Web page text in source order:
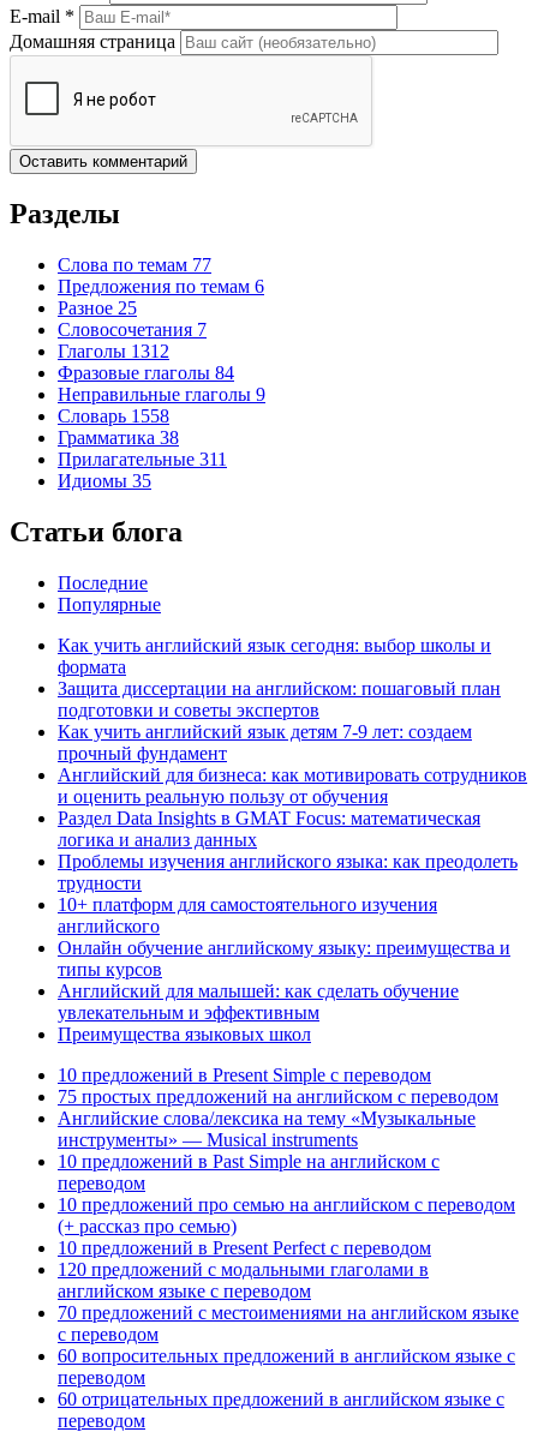
E-mail *
Домашняя страница
Разделы
Слова по темам 77
Предложения по темам 6
Разное 25
Словосочетания 7
Глаголы 1312
Фразовые глаголы 84
Неправильные глаголы 9
Словарь 1558
Грамматика 38
Прилагательные 311
Идиомы 35
Статьи блога
Последние
Популярные
Как учить английский язык сегодня: выбор школы и
формата
Защита диссертации на английском: пошаговый план
подготовки и советы экспертов
Как учить английский язык детям 7-9 лет: создаем
прочный фундамент
Английский для бизнеса: как мотивировать сотрудников
и оценить реальную пользу от обучения
Раздел Data Insights в GMAT Focus: математическая
логика и анализ данных
Проблемы изучения английского языка: как преодолеть
трудности
10+ платформ для самостоятельного изучения
английского
Онлайн обучение английскому языку: преимущества и
типы курсов
Английский для малышей: как сделать обучение
увлекательным и эффективным
Преимущества языковых школ
10 предложений в Present Simple с переводом
75 простых предложений на английском с переводом
Английские слова/лексика на тему «Музыкальные
инструменты» — Musical instruments
10 предложений в Past Simple на английском с
переводом
10 предложений про семью на английском с переводом
(+ рассказ про семью)
10 предложений в Present Perfect с переводом
120 предложений с модальными глаголами в
английском языке с переводом
70 предложений с местоимениями на английском языке
с переводом
60 вопросительных предложений в английском языке с
переводом
60 отрицательных предложений в английском языке с
переводом